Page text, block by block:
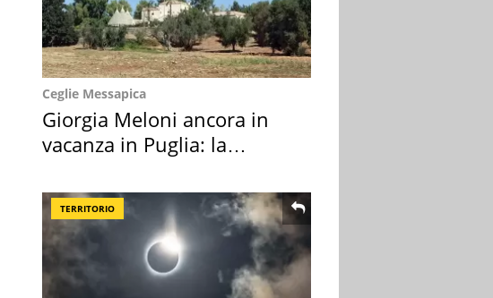
Ceglie Messapica
Giorgia Meloni ancora in
vacanza in Puglia: la
TERRITORIO